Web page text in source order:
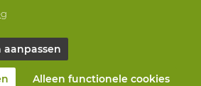
Alleen functionele cookies